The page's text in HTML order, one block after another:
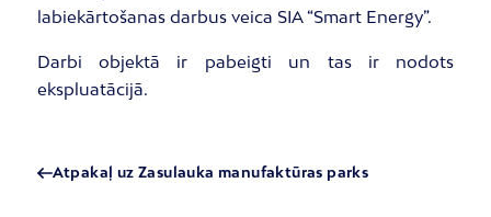
labiekārtošanas darbus veica SIA “Smart Energy”.
Darbi objektā ir pabeigti un tas ir nodots
ekspluatācijā.
Atpakaļ uz Zasulauka manufaktūras parks